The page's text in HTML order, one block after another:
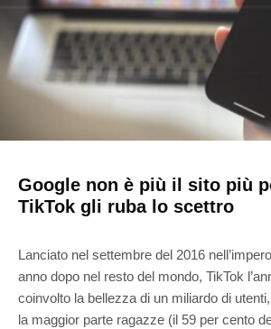
Google non è più il sito più
TikTok gli ruba lo scettro
Lanciato nel settembre del 2016
anno dopo nel resto del mondo, TikTok
coinvolto la bellezza di un miliardo di
la maggior parte ragazze (il 59 per cento